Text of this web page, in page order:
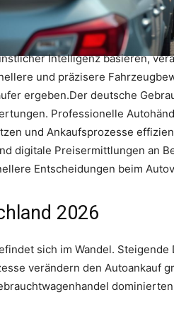
Intelligenz basieren,
und präzisere
ergeben.Der deutsche
Professionelle
und Ankaufsprozesse
digitale Preisermittlungen an
Entscheidungen beim
2026
sich im Wandel.
verändern den Autoankauf